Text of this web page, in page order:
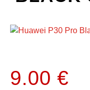
9.00 €